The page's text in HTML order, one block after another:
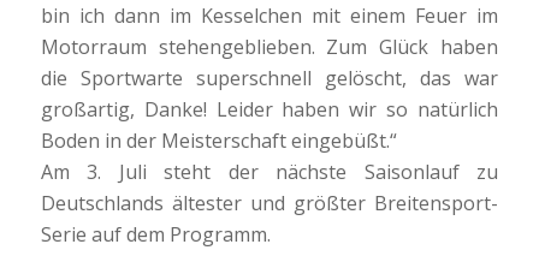
bin ich dann im Kesselchen mit einem Feuer im
Motorraum stehengeblieben. Zum Glück haben
die Sportwarte superschnell gelöscht, das war
großartig, Danke! Leider haben wir so natürlich
Boden in der Meisterschaft eingebüßt.“
Am 3. Juli steht der nächste Saisonlauf zu
Deutschlands ältester und größter Breitensport-
Serie auf dem Programm.